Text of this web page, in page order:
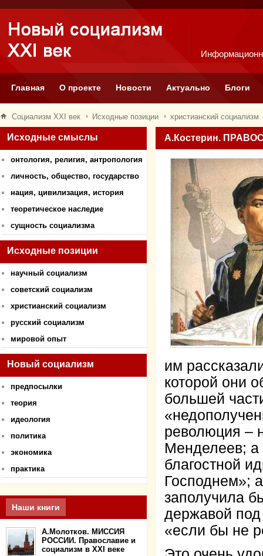
Главная О проекте Новости Актуально Блоги
Социализм XXI век Исходные позиции христианский социализм
Исходные смыслы
онтология, религия, антропология
личность, общество, государство
нация, цивилизация, история
теоретическое наследие
сущность социализма
Исходные позиции
научный социализм
советский социализм
христианский социализм
русский социализм
мировой опыт
Новый социализм
предпосылки
теория
идеология
политика
экономика
практика
Наши книги
А.Молотков. МИССИЯ
РОССИИ. Православие и
социализм в XXI веке
А.Костерин.
им
которой они
большей
революция –
Менделеев; а
благостной
Господнем»;
заполучила
державой под
«если бы не